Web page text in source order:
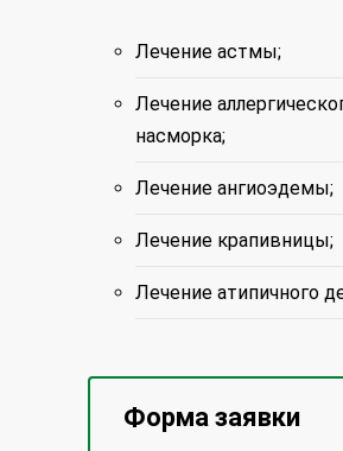
Лечение астмы;
Лечение
насморка;
Лечение ангиоэдемы;
Лечение крапивницы;
Лечение атипичного
Форма заявки